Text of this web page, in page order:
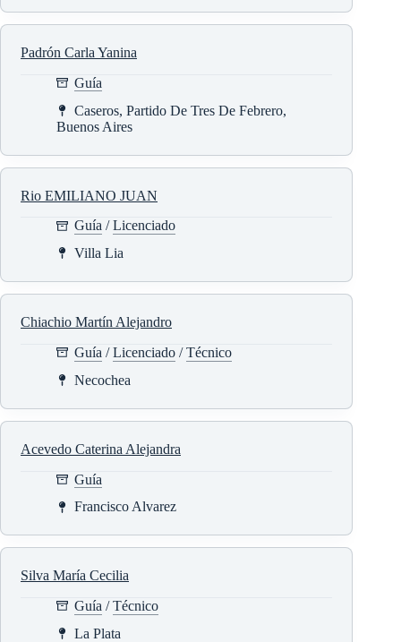
Padrón Carla Yanina
Guía
Caseros, Partido De Tres De Febrero,
Buenos Aires
Rio EMILIANO JUAN
Guía /Licenciado
Villa Lia
Chiachio Martín Alejandro
Guía /Licenciado /Técnico
Necochea
Acevedo Caterina Alejandra
Guía
Francisco Alvarez
Silva María Cecilia
Guía /Técnico
La Plata